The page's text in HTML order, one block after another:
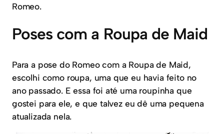
Romeo.
Poses com a Roupa de Maid
Para a pose do Romeo com a Roupa de Maid,
escolhi como roupa, uma que eu havia feito no
ano passado. E essa foi até uma roupinha que
gostei para ele, e que talvez eu dê uma pequena
atualizada nela.